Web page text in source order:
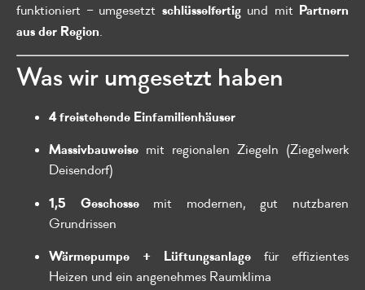
funktioniert – umgesetzt schlüsselfertigund mit Partnern
aus der Region.
Was wir umgesetzt haben
4 freistehende Einfamilienhäuser
Massivbauweise mit regionalen Ziegeln (Ziegelwerk
Deisendorf)
1,5 Geschossemit modernen, gut nutzbaren
Grundrissen
Wärmepumpe + Lüftungsanlage für effizientes
Heizen und ein angenehmes Raumklima